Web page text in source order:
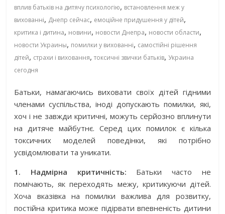
вплив батьків на дитячу психологію, встановлення меж у
вихованні, Днепр сейчас, емоційне придушення у дітей,
критика і дитина, новини, новости Днепра, новости области,
новости Украины, помилки у вихованні, самостійні рішення
дітей, страхи і виховання,токсичні звички батьків, Украина
сегодня
Батьки, намагаючись виховати своїх дітей гідними
членами суспільства, іноді допускають помилки, які,
хоч і не завжди критичні, можуть серйозно вплинути
на дитяче майбутнє. Серед цих помилок є кілька
токсичних моделей поведінки, які потрібно
усвідомлювати та уникати.
1. Надмірна критичність: Батьки часто не
помічають, як переходять межу, критикуючи дітей.
Хоча вказівка на помилки важлива для розвитку,
постійна критика може підірвати впевненість дитини